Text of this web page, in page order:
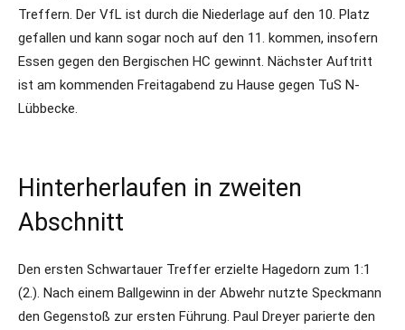
Treffern. Der VfL ist durch die Niederlage auf den 10. Platz
gefallen und kann sogar noch auf den 11. kommen, insofern
Essen gegen den Bergischen HC gewinnt. Nächster Auftritt
ist am kommenden Freitagabend zu Hause gegen TuS N-
Lübbecke.
Hinterherlaufen in zweiten
Abschnitt
Den ersten Schwartauer Treffer erzielte Hagedorn zum 1:1
(2.). Nach einem Ballgewinn in der Abwehr nutzte Speckmann
den Gegenstoß zur ersten Führung. Paul Dreyer parierte den